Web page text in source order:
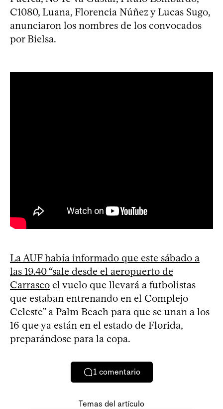
C1080, Luana, Florencia Núñez y Lucas Sugo,
anunciaron los nombres de los convocados
por Bielsa.
La AUF había informado que este sábado a
las 19.40 “sale desde el aeropuerto de
Carrasco el vuelo que llevará a futbolistas
que estaban entrenando en el Complejo
Celeste” a Palm Beach para que se unan a los
16 que ya están en el estado de Florida,
preparándose para la copa.
1 comentario
Temas del artículo